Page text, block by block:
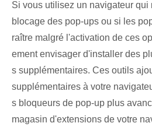
Si vous utilisez un navigateur qui
blocage des pop-ups ou si les
raître malgré l'activation de ces
ement envisager d'installer des
s supplémentaires. Ces outils
supplémentaires à votre
s bloqueurs de pop-up plus
magasin d'extensions de votre